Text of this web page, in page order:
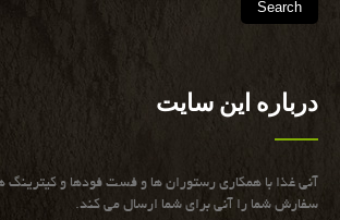
درباره این سایت
آنی غذا با همكاری رستوران ها و فست فودها و كیترینگ ها
سفارش شما را آنی برای شما ارسال می كند.